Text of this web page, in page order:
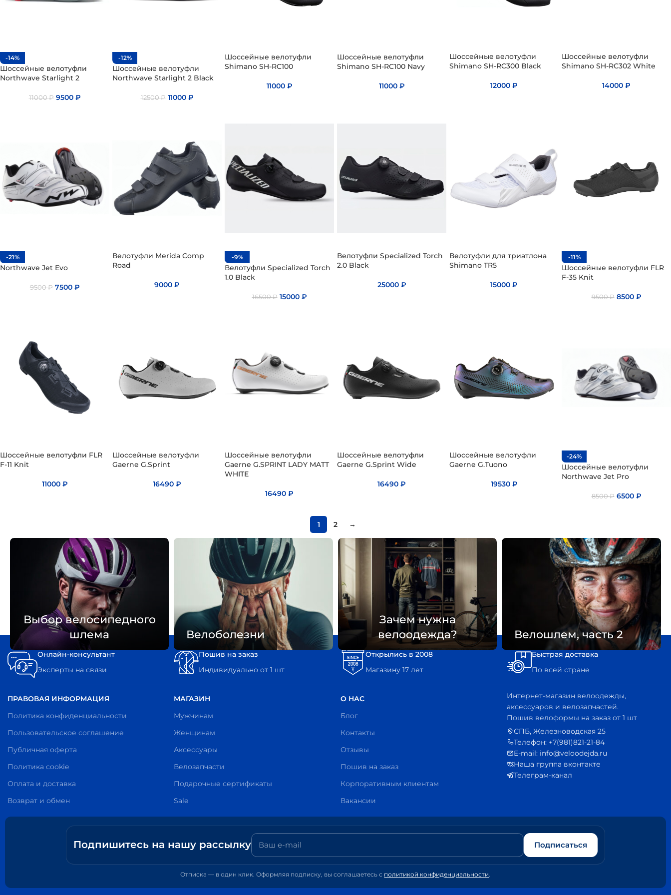
-14%
Шоссейные велотуфли
Northwave Starlight 2
11000₽ 9500 ₽
-12%
Шоссейные велотуфли
Northwave Starlight 2 Black
12500₽ 11000 ₽
Шоссейные велотуфли
Shimano SH-RC100
11000 ₽
Шоссейные велотуфли
Shimano SH-RC100 Navy
11000 ₽
Шоссейные велотуфли
Shimano SH-RC300 Black
12000 ₽
Шоссейные велотуфли
Shimano SH-RC302 White
14000 ₽
-21%
Northwave Jet Evo
9500₽ 7500 ₽
Велотуфли Merida Comp
Road
9000 ₽
-9%
Велотуфли Specialized Torch
1.0 Black
16500₽ 15000 ₽
Велотуфли Specialized Torch
2.0 Black
25000 ₽
Велотуфли для триатлона
Shimano TR5
15000 ₽
-11%
Шоссейные велотуфли FLR
F-35 Knit
9500₽ 8500 ₽
Шоссейные велотуфли FLR
F-11 Knit
11000 ₽
Шоссейные велотуфли
Gaerne G.Sprint
16490 ₽
Шоссейные велотуфли
Gaerne G.SPRINT LADY MATT
WHITE
16490 ₽
Шоссейные велотуфли
Gaerne G.Sprint Wide
16490 ₽
Шоссейные велотуфли
Gaerne G.Tuono
19530 ₽
-24%
Шоссейные велотуфли
Northwave Jet Pro
8500₽ 6500 ₽
1 2 →
Выбор велосипедного
шлема
Велоболезни
Зачем нужна
велоодежда?
Велошлем, часть 2
Онлайн-консультант
Эксперты на связи
Пошив на заказ
Индивидуально от 1 шт
Открылись в 2008
Магазину 17 лет
Быстрая доставка
По всей стране
ПРАВОВАЯ ИНФОРМАЦИЯ
Политика конфиденциальности
Пользовательское соглашение
Публичная оферта
Политика cookie
Оплата и доставка
Возврат и обмен
МАГАЗИН
Мужчинам
Женщинам
Аксессуары
Велозапчасти
Подарочные сертификаты
Sale
О НАС
Блог
Контакты
Отзывы
Пошив на заказ
Корпоративным клиентам
Вакансии
Интернет-магазин велоодежды,
аксессуаров и велозапчастей.
Пошив велоформы на заказ от 1 шт
СПБ, Железноводская 25
Телефон: +7(981)821-21-84
E-mail: info@veloodejda.ru
Наша группа вконтакте
Телеграм-канал
Подпишитесь на нашу рассылку
Ваш e-mail
Подписаться
Отписка — в один клик. Оформляя подписку, вы соглашаетесь с политикой конфиденциальности